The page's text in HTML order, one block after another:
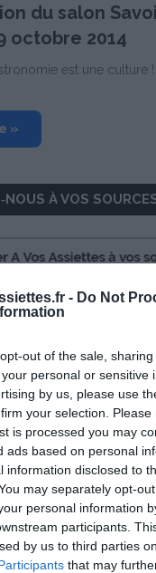
- Do Not
out of the sale,
personal or sensitive
by us, please use
your selection.
is processed you may
ads based on personal
information disclosed to
may separately opt-
personal information
participants.
by us to third parties
that may
du salon
octobre 2014
est une culture
»
À VOS
Paris
Ciel dégagé
27º - 22º
5.07